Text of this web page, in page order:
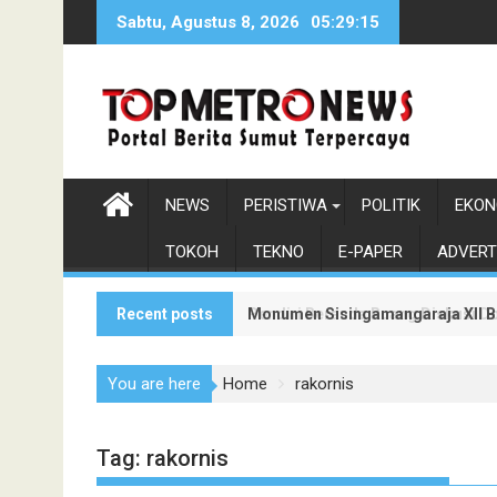
Sabtu, Agustus 8, 2026 05:29:17
NEWS PERISTIWA POLITIK
TOKOH TEKNO E-PAPER
Recent posts Monumen Sisingamangaraja XII
Pendiri Beranda Ruang Diskusi
You are here Home rakornis
Tag: rakornis